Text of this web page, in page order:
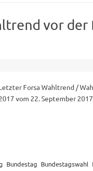
vor der
Forsa Wahltrend /
vom 22. September
Bundestag Bundestagswahl